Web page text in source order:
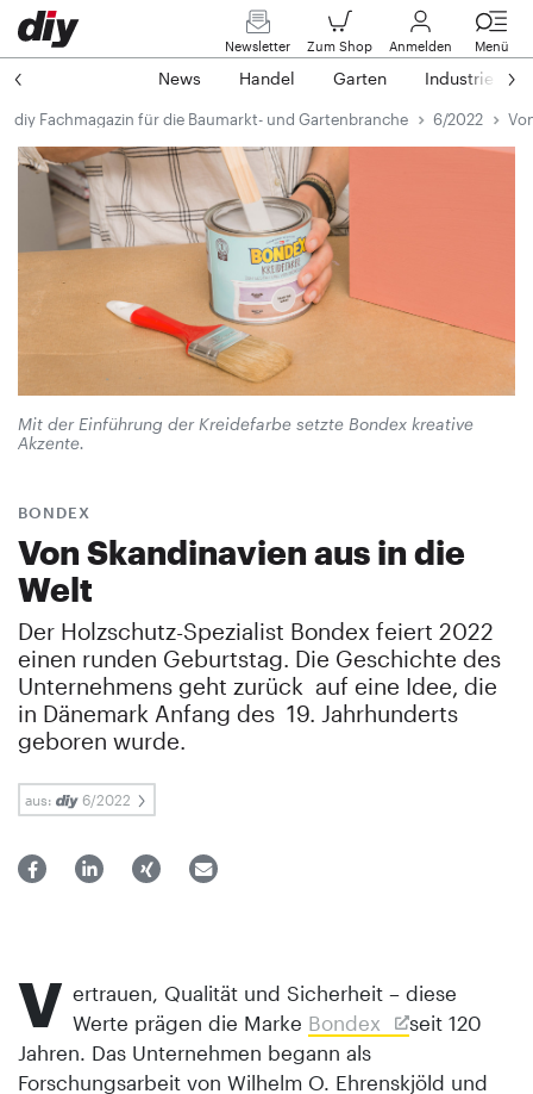
Newsletter Zum Shop Anmelden Menü
News Handel Garten Industrie
diy Fachmagazin für die Baumarkt- und Gartenbranche 6/2022
Mit der Einführung der Kreide­farbe setzte Bondex kreative
Akzente.
BONDEX
Von Skandinavien aus in die
Welt
Der Holzschutz-Spezialist Bondex feiert 2022
einen runden Geburtstag. Die Geschichte des
Unternehmens geht zurück auf eine Idee, die
in Dänemark Anfang des 19. Jahrhunderts
geboren wurde.
aus: 6/2022
V ertrauen, Qualität und Sicherheit – diese
Werte prägen die Marke Bondex
seit 120
Jahren. Das Unternehmen begann als
Forschungsarbeit von Wilhelm O. Ehrenskjöld und